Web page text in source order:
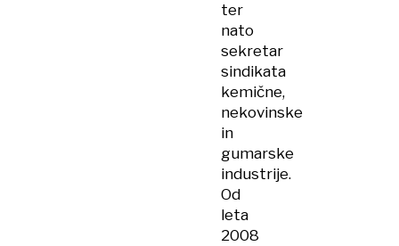
ter
nato
sekretar
sindikata
kemične,
nekovinske
in
gumarske
industrije.
Od
leta
2008